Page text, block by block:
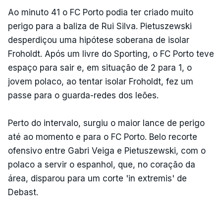
Ao minuto 41 o FC Porto podia ter criado muito
perigo para a baliza de Rui Silva. Pietuszewski
desperdiçou uma hipótese soberana de isolar
Froholdt. Após um livre do Sporting, o FC Porto teve
espaço para sair e, em situação de 2 para 1, o
jovem polaco, ao tentar isolar Froholdt, fez um
passe para o guarda-redes dos leões.
Perto do intervalo, surgiu o maior lance de perigo
até ao momento e para o FC Porto. Belo recorte
ofensivo entre Gabri Veiga e Pietuszewski, com o
polaco a servir o espanhol, que, no coração da
área, disparou para um corte 'in extremis' de
Debast.